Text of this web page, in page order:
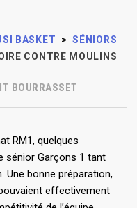
BASKET > SÉNIORS
CONTRE MOULINS
BOURRASSET
RM1, quelques
sénior Garçons 1 tant
Une bonne préparation,
effectivement